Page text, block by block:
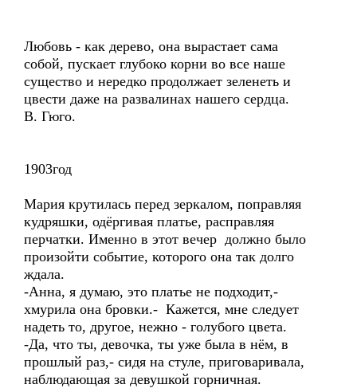
Любовь - как дерево, она вырастает сама
собой, пускает глубоко корни во все наше
существо и нередко продолжает зеленеть и
цвести даже на развалинах нашего сердца.
В. Гюго.
1903год
Мария крутилась перед зеркалом, поправляя
кудряшки, одёргивая платье, расправляя
перчатки. Именно в этот вечер должно было
произойти событие, которого она так долго
ждала.
-Анна, я думаю, это платье не подходит,-
хмурила она бровки.- Кажется, мне следует
надеть то, другое, нежно - голубого цвета.
-Да, что ты, девочка, ты уже была в нём, в
прошлый раз,- сидя на стуле, приговаривала,
наблюдающая за девушкой горничная.